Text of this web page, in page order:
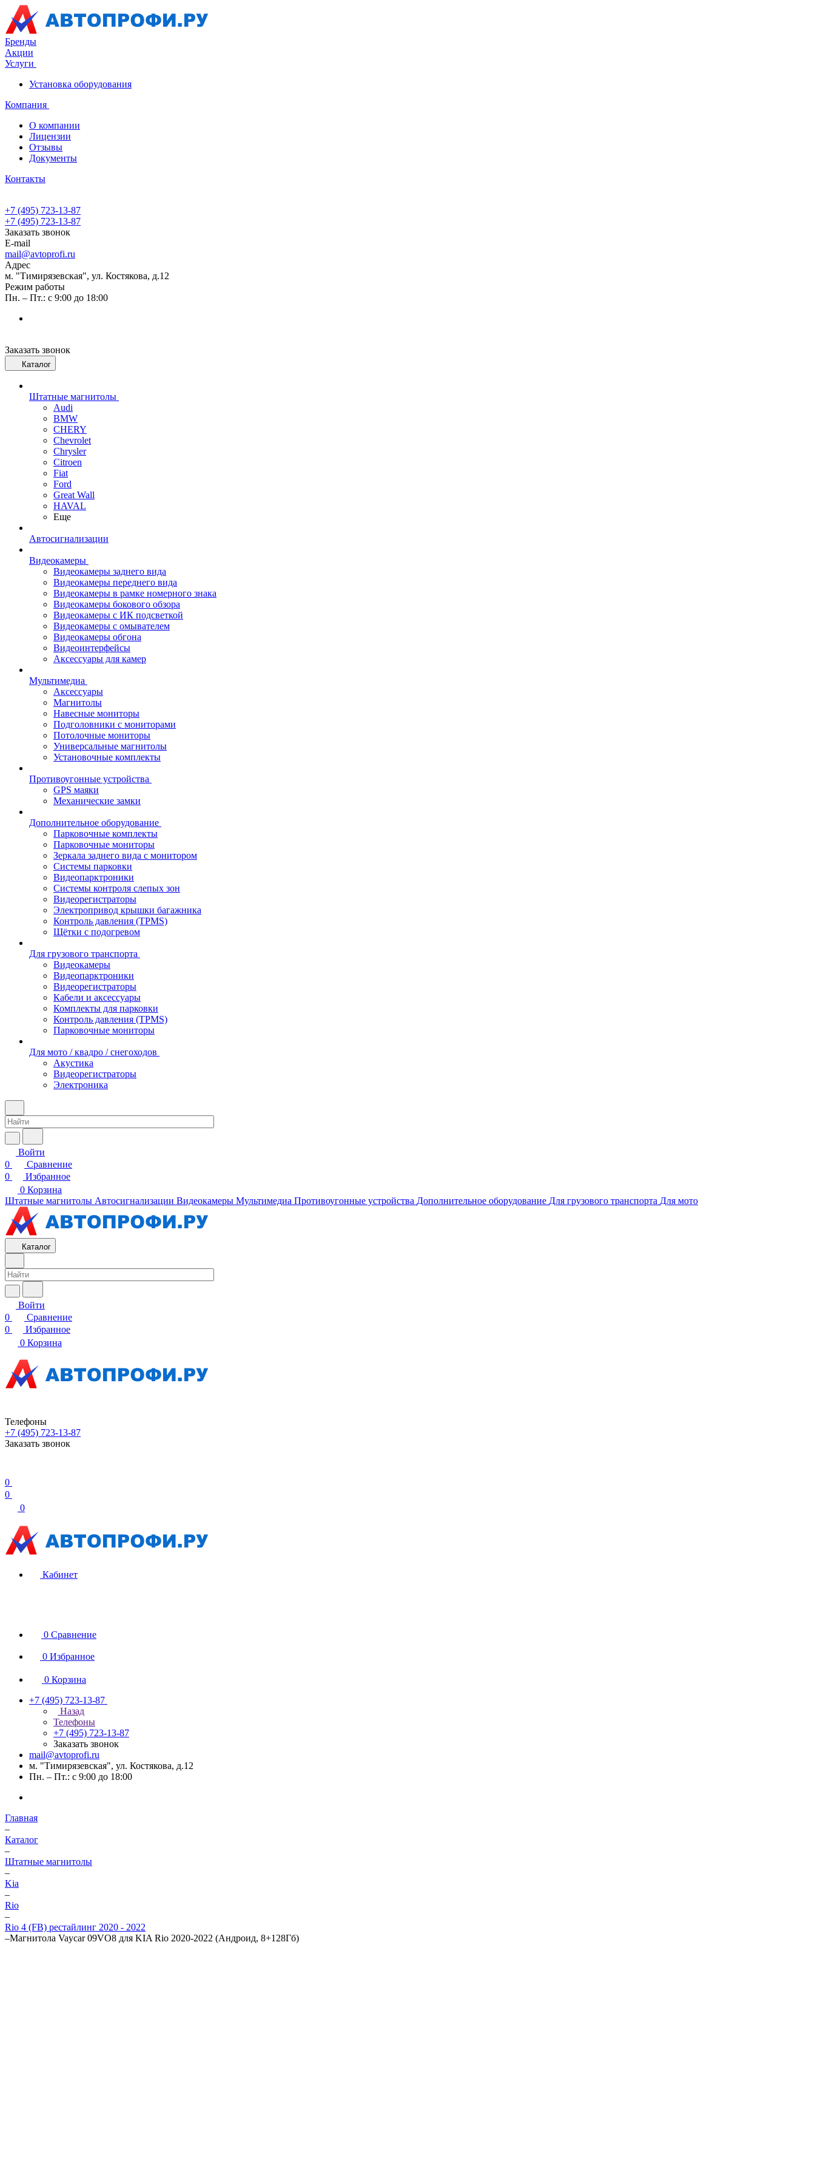
Бренды
Акции
Услуги
Установка оборудования
Компания
О компании
Лицензии
Отзывы
Документы
Контакты
+7 (495) 723-13-87
+7 (495) 723-13-87
Заказать звонок
E-mail
mail@avtoprofi.ru
Адрес
м. "Тимирязевская", ул. Костякова, д.12
Режим работы
Пн. – Пт.: с 9:00 до 18:00
Заказать звонок
Каталог
Штатные магнитолы
Audi
BMW
CHERY
Chevrolet
Chrysler
Citroen
Fiat
Ford
Great Wall
HAVAL
Еще
Автосигнализации
Видеокамеры
Видеокамеры заднего вида
Видеокамеры переднего вида
Видеокамеры в рамке номерного знака
Видеокамеры бокового обзора
Видеокамеры с ИК подсветкой
Видеокамеры с омывателем
Видеокамеры обгона
Видеоинтерфейсы
Аксессуары для камер
Мультимедиа
Аксессуары
Магнитолы
Навесные мониторы
Подголовники с мониторами
Потолочные мониторы
Универсальные магнитолы
Установочные комплекты
Противоугонные устройства
GPS маяки
Механические замки
Дополнительное оборудование
Парковочные комплекты
Парковочные мониторы
Зеркала заднего вида с монитором
Системы парковки
Видеопарктроники
Системы контроля слепых зон
Видеорегистраторы
Электропривод крышки багажника
Контроль давления (TPMS)
Щётки с подогревом
Для грузового транспорта
Видеокамеры
Видеопарктроники
Видеорегистраторы
Кабели и аксессуары
Комплекты для парковки
Контроль давления (TPMS)
Парковочные мониторы
Для мото / квадро / снегоходов
Акустика
Видеорегистраторы
Электроника
Войти
0
Сравнение
0
Избранное
0 Корзина
Штатные магнитолы Автосигнализации Видеокамеры Мультимедиа Противоугонные устройства Дополнительное оборудование Для грузового транспорта Для мото
Каталог
Войти
0
Сравнение
0
Избранное
0 Корзина
Телефоны
+7 (495) 723-13-87
Заказать звонок
0
0
0
Кабинет
0 Сравнение
0 Избранное
0 Корзина
+7 (495) 723-13-87
Назад
Телефоны
+7 (495) 723-13-87
Заказать звонок
mail@avtoprofi.ru
м. "Тимирязевская", ул. Костякова, д.12
Пн. – Пт.: с 9:00 до 18:00
Главная
–
Каталог
–
Штатные магнитолы
–
Kia
–
Rio
–
Rio 4 (FB) рестайлинг 2020 - 2022
–Магнитола Vaycar 09VO8 для KIA Rio 2020-2022 (Андроид, 8+128Гб)